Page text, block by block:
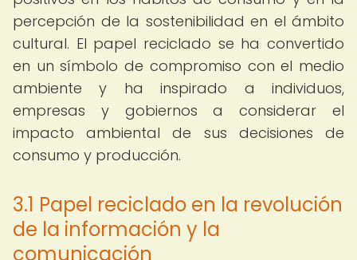
percepción de la sostenibilidad en el ámbito
cultural. El papel reciclado se ha convertido
en un símbolo de compromiso con el medio
ambiente y ha inspirado a individuos,
empresas y gobiernos a considerar el
impacto ambiental de sus decisiones de
consumo y producción.
3.1 Papel reciclado en la revolución
de la información y la
comunicación